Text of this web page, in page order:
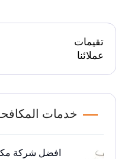
تقيمات
عملائنا
خدمات
افضل شركة